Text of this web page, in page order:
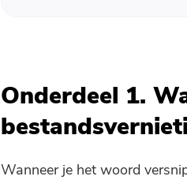
Onderdeel 1.
Wanneer je het woord